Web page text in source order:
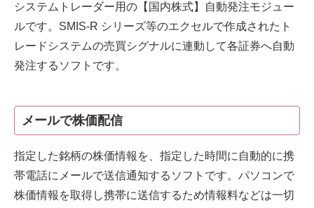
システムトレーダー用の【国内株式】自動発注モジュー
ルです。SMIS-R シリーズ等のエクセルで作成されたト
レードシステムの売買シグナルに連動して各証券へ自動
発注するソフトです。
メールで株価配信
指定した銘柄の株価情報を、指定した時間に自動的に携
帯電話にメールで送信通知するソフトです。パソコンで
株価情報を取得し携帯に送信するため情報料などは一切